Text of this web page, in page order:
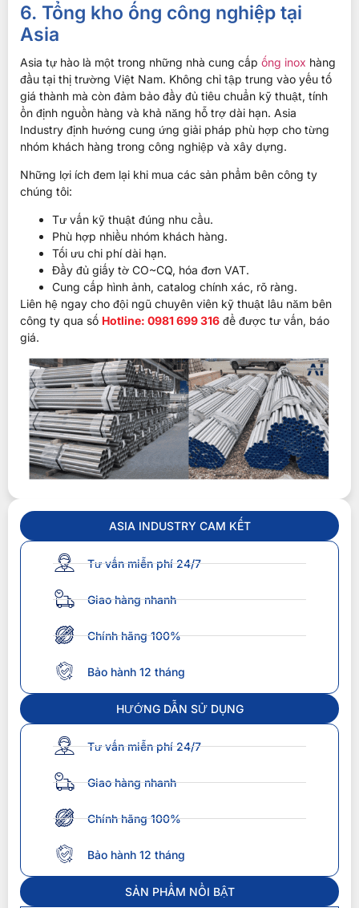
6. Tổng kho ống công nghiệp tại
Asia
Asia tự hào là một trong những nhà cung cấp ống inox hàng
đầu tại thị trường Việt Nam. Không chỉ tập trung vào yếu tố
giá thành mà còn đảm bảo đầy đủ tiêu chuẩn kỹ thuật, tính
ổn định nguồn hàng và khả năng hỗ trợ dài hạn. Asia
Industry định hướng cung ứng giải pháp phù hợp cho từng
nhóm khách hàng trong công nghiệp và xây dựng.
Những lợi ích đem lại khi mua các sản phẩm bên công ty
chúng tôi:
Tư vấn kỹ thuật đúng nhu cầu.
Phù hợp nhiều nhóm khách hàng.
Tối ưu chi phí dài hạn.
Đầy đủ giấy tờ CO~CQ, hóa đơn VAT.
Cung cấp hình ảnh, catalog chính xác, rõ ràng.
Liên hệ ngay cho đội ngũ chuyên viên kỹ thuật lâu năm bên
công ty qua số Hotline: 0981 699 316 để được tư vấn, báo
giá.
ASIA INDUSTRY CAM KẾT
Tư vấn miễn phí 24/7
Giao hàng nhanh
Chính hãng 100%
Bảo hành 12 tháng
HƯỚNG DẪN SỬ DỤNG
Tư vấn miễn phí 24/7
Giao hàng nhanh
Chính hãng 100%
Bảo hành 12 tháng
SẢN PHẨM NỔI BẬT